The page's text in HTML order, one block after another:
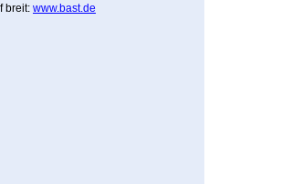
breit: www.bast.de